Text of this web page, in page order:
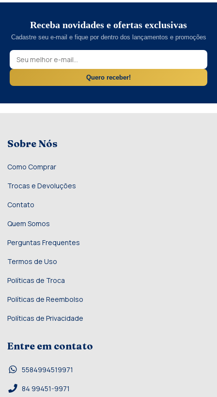
Receba novidades e ofertas exclusivas
Cadastre seu e-mail e fique por dentro dos lançamentos e promoções
Quero receber!
Sobre Nós
Como Comprar
Trocas e Devoluções
Contato
Quem Somos
Perguntas Frequentes
Termos de Uso
Políticas de Troca
Políticas de Reembolso
Políticas de Privacidade
Entre em contato
5584994519971
84 99451-9971